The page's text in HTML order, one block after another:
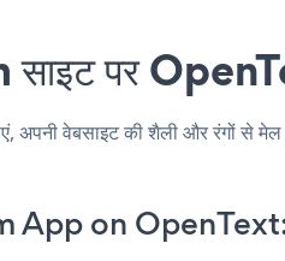
पर
वेबसाइट की शैली और रंगों से
App on